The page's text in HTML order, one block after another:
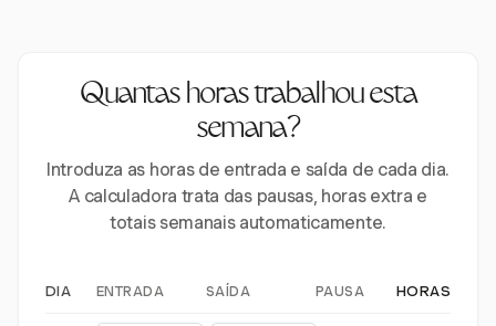
Quantas horas trabalhou esta
semana?
Introduza as horas de entrada e saída de cada dia.
A calculadora trata das pausas, horas extra e
totais semanais automaticamente.
DIA ENTRADA SAÍDA PAUSA HORAS